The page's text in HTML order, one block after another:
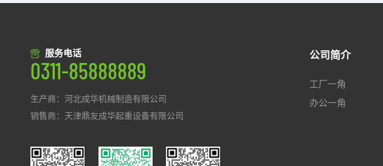
服务电话
0311-85888889
生产商：河北成华机械制造有限公司
销售商：天津鼎友成华起重设备有限公司
公司简介
工厂一角
办公一角